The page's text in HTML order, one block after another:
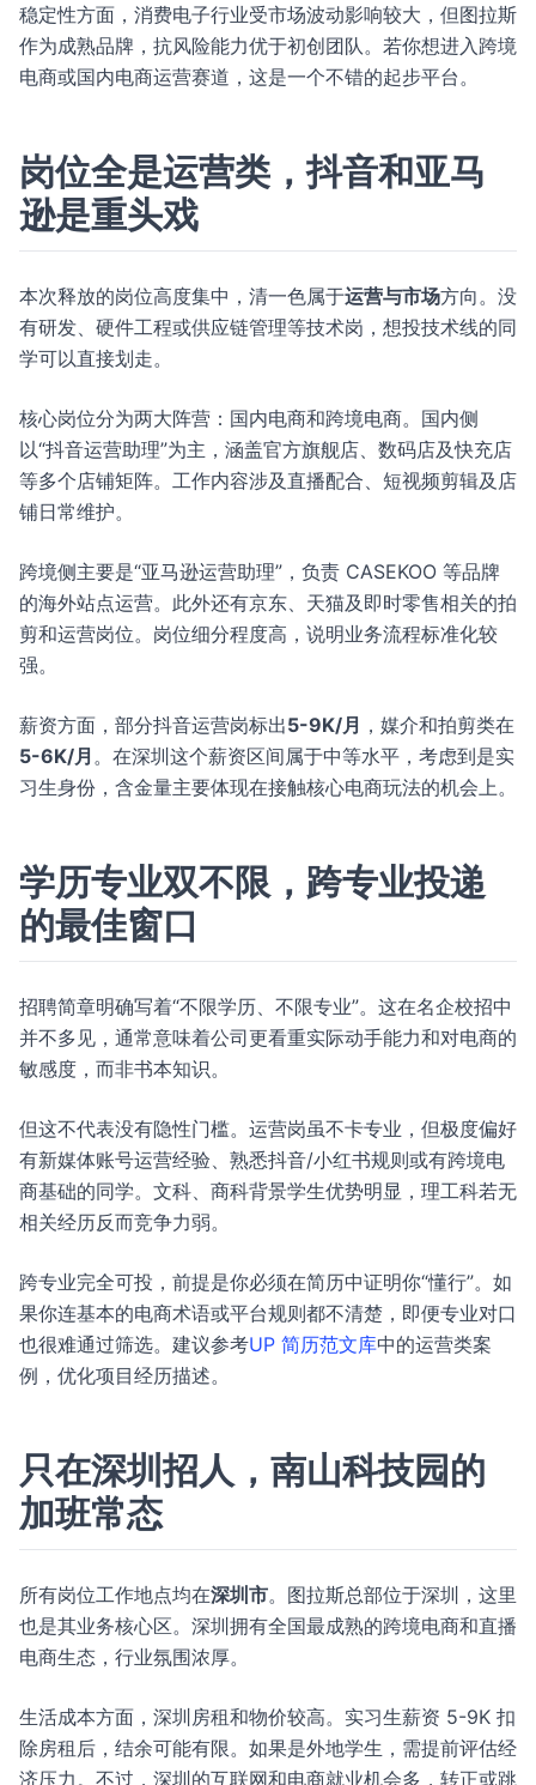
稳定性方面，消费电子行业受市场波动影响较大，但图拉斯
作为成熟品牌，抗风险能力优于初创团队。若你想进入跨境
电商或国内电商运营赛道，这是一个不错的起步平台。
岗位全是运营类，抖音和亚马
逊是重头戏
本次释放的岗位高度集中，清一色属于运营与市场方向。没
有研发、硬件工程或供应链管理等技术岗，想投技术线的同
学可以直接划走。
核心岗位分为两大阵营：国内电商和跨境电商。国内侧
以“抖音运营助理”为主，涵盖官方旗舰店、数码店及快充店
等多个店铺矩阵。工作内容涉及直播配合、短视频剪辑及店
铺日常维护。
跨境侧主要是“亚马逊运营助理”，负责 CASEKOO 等品牌
的海外站点运营。此外还有京东、天猫及即时零售相关的拍
剪和运营岗位。岗位细分程度高，说明业务流程标准化较
强。
薪资方面，部分抖音运营岗标出5-9K/月 ，媒介和拍剪类在
5-6K/月 。在深圳这个薪资区间属于中等水平，考虑到是实
习生身份，含金量主要体现在接触核心电商玩法的机会上。
学历专业双不限，跨专业投递
的最佳窗口
招聘简章明确写着“不限学历、不限专业”。这在名企校招中
并不多见，通常意味着公司更看重实际动手能力和对电商的
敏感度，而非书本知识。
但这不代表没有隐性门槛。运营岗虽不卡专业，但极度偏好
有新媒体账号运营经验、熟悉抖音/小红书规则或有跨境电
商基础的同学。文科、商科背景学生优势明显，理工科若无
相关经历反而竞争力弱。
跨专业完全可投，前提是你必须在简历中证明你“懂行”。如
果你连基本的电商术语或平台规则都不清楚，即便专业对口
也很难通过筛选。建议参考UP 简历范文库中的运营类案
例，优化项目经历描述。
只在深圳招人，南山科技园的
加班常态
所有岗位工作地点均在深圳市。图拉斯总部位于深圳，这里
也是其业务核心区。深圳拥有全国最成熟的跨境电商和直播
电商生态，行业氛围浓厚。
生活成本方面，深圳房租和物价较高。实习生薪资 5-9K 扣
除房租后，结余可能有限。如果是外地学生，需提前评估经
济压力。不过，深圳的互联网和电商就业机会多，转正或跳